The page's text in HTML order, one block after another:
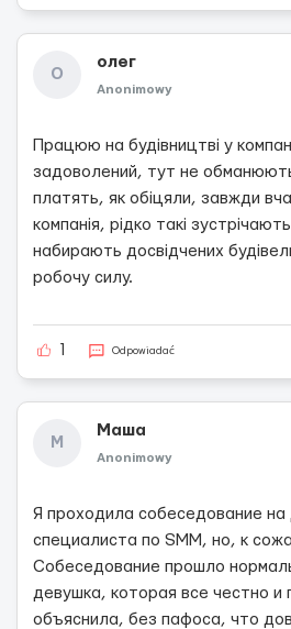
О
олег
Anonimowy
Працюю на будівництві у
задоволений, тут не
платять, як обіцяли, завжди
компанія, рідко такі
набирають досвідчених
робочу силу.
Odpowiadać
М
Маша
Anonimowy
Я проходила собеседование
специалиста по SMM, но, к
Собеседование прошло
девушка, которая все честно и
объяснила, без пафоса, что